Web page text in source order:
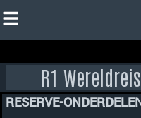
R1
RESERVE-